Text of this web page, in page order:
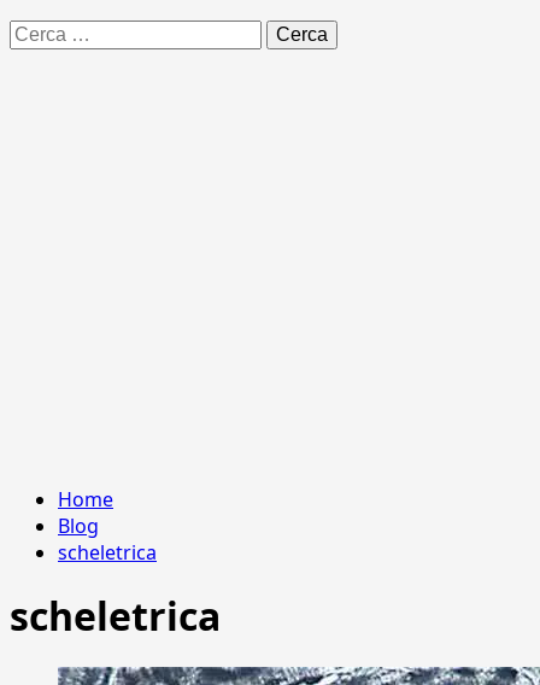
Ricerca
per:
Home
Blog
scheletrica
scheletrica